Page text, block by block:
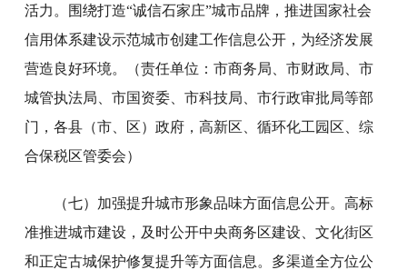
活力。围绕打造“诚信石家庄”城市品牌，推进国家社会
信用体系建设示范城市创建工作信息公开，为经济发展
营造良好环境。（责任单位：市商务局、市财政局、市
城管执法局、市国资委、市科技局、市行政审批局等部
门，各县（市、区）政府，高新区、循环化工园区、综
合保税区管委会）
（七）加强提升城市形象品味方面信息公开。高标
准推进城市建设，及时公开中央商务区建设、文化街区
和正定古城保护修复提升等方面信息。多渠道全方位公